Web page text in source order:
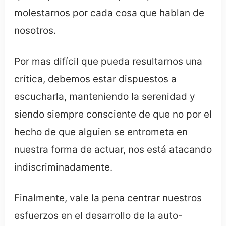
molestarnos por cada cosa que hablan de
nosotros.
Por mas difícil que pueda resultarnos una
crítica, debemos estar dispuestos a
escucharla, manteniendo la serenidad y
siendo siempre consciente de que no por el
hecho de que alguien se entrometa en
nuestra forma de actuar, nos está atacando
indiscriminadamente.
Finalmente, vale la pena centrar nuestros
esfuerzos en el desarrollo de la auto-